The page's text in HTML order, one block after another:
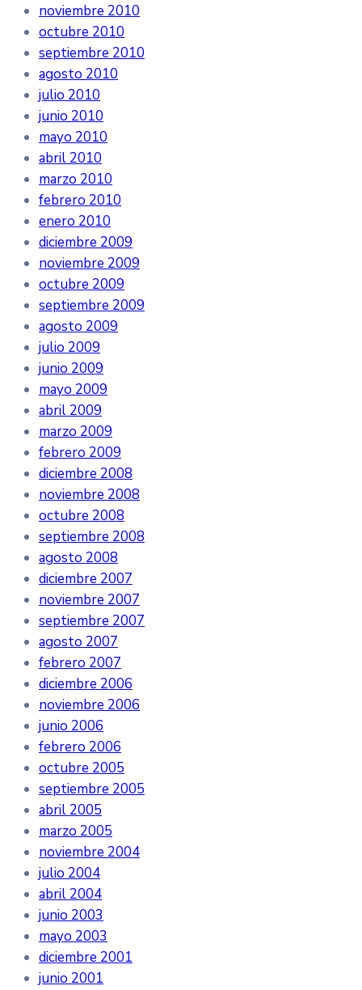
noviembre 2010
octubre 2010
septiembre 2010
agosto 2010
julio 2010
junio 2010
mayo 2010
abril 2010
marzo 2010
febrero 2010
enero 2010
diciembre 2009
noviembre 2009
octubre 2009
septiembre 2009
agosto 2009
julio 2009
junio 2009
mayo 2009
abril 2009
marzo 2009
febrero 2009
diciembre 2008
noviembre 2008
octubre 2008
septiembre 2008
agosto 2008
diciembre 2007
noviembre 2007
septiembre 2007
agosto 2007
febrero 2007
diciembre 2006
noviembre 2006
junio 2006
febrero 2006
octubre 2005
septiembre 2005
abril 2005
marzo 2005
noviembre 2004
julio 2004
abril 2004
junio 2003
mayo 2003
diciembre 2001
junio 2001